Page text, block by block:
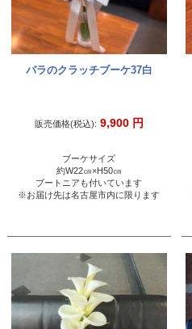
バラのクラッチブーケ37白
販売価格(税込): 9,900 円
ブーケサイズ
約W22㎝×H50㎝
ブートニアも付いています
※お届け先は名古屋市内に限ります